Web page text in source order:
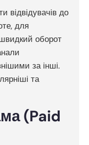
відвідувачів до
для
оборот
за інші.
та
(Paid